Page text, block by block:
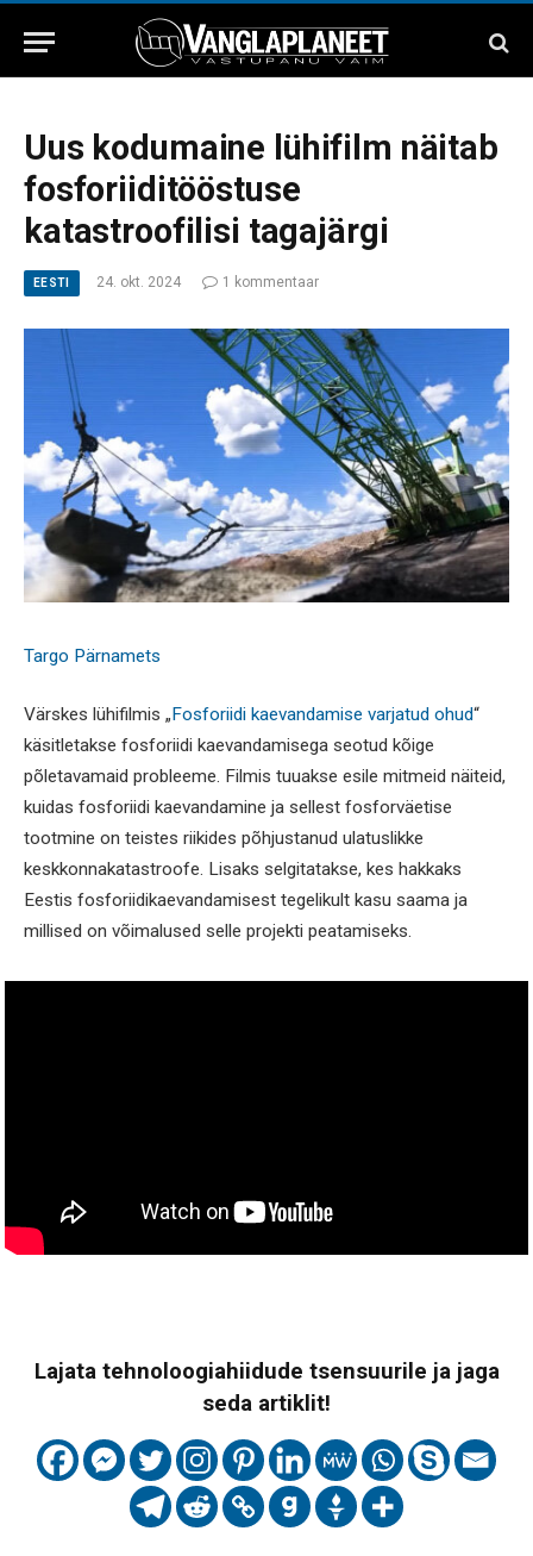
Uus kodumaine lühifilm näitab
fosforiiditööstuse
katastroofilisi tagajärgi
EESTI 24. okt. 2024 1 kommentaar
Targo Pärnamets
Värskes lühifilmis „Fosforiidi kaevandamise varjatud ohud“
käsitletakse fosforiidi kaevandamisega seotud kõige
põletavamaid probleeme. Filmis tuuakse esile mitmeid näiteid,
kuidas fosforiidi kaevandamine ja sellest fosforväetise
tootmine on teistes riikides põhjustanud ulatuslikke
keskkonnakatastroofe. Lisaks selgitatakse, kes hakkaks
Eestis fosforiidikaevandamisest tegelikult kasu saama ja
millised on võimalused selle projekti peatamiseks.
Lajata tehnoloogiahiidude tsensuurile ja jaga
seda artiklit!